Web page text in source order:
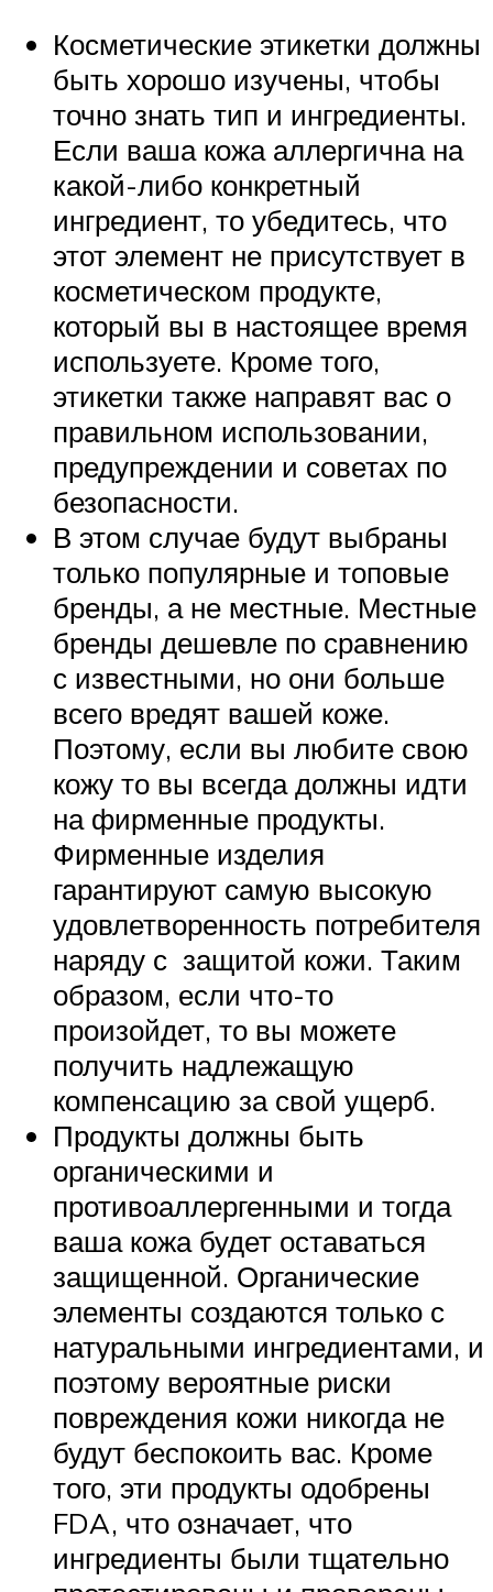
Косметические этикетки должны
быть хорошо изучены, чтобы
точно знать тип и ингредиенты.
Если ваша кожа аллергична на
какой-либо конкретный
ингредиент, то убедитесь, что
этот элемент не присутствует в
косметическом продукте,
который вы в настоящее время
используете. Кроме того,
этикетки также направят вас о
правильном использовании,
предупреждении и советах по
безопасности.
В этом случае будут выбраны
только популярные и топовые
бренды, а не местные. Местные
бренды дешевле по сравнению
с известными, но они больше
всего вредят вашей коже.
Поэтому, если вы любите свою
кожу то вы всегда должны идти
на фирменные продукты.
Фирменные изделия
гарантируют самую высокую
удовлетворенность потребителя
наряду с защитой кожи. Таким
образом, если что-то
произойдет, то вы можете
получить надлежащую
компенсацию за свой ущерб.
Продукты должны быть
органическими и
противоаллергенными и тогда
ваша кожа будет оставаться
защищенной. Органические
элементы создаются только с
натуральными ингредиентами, и
поэтому вероятные риски
повреждения кожи никогда не
будут беспокоить вас. Кроме
того, эти продукты одобрены
FDA, что означает, что
ингредиенты были тщательно